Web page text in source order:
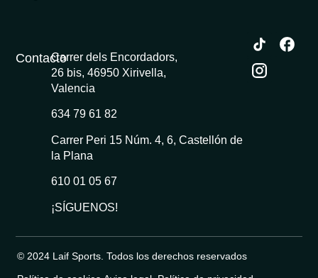
ContactoCarrer dels Encordadors,
26 bis, 46950 Xirivella,
Valencia
634 79 61 82
Carrer Peri 15 Núm. 4, 6, Castellón de
la Plana
610 01 05 67
¡SÍGUENOS!
© 2024 Laif Sports. Todos los derechos reservados